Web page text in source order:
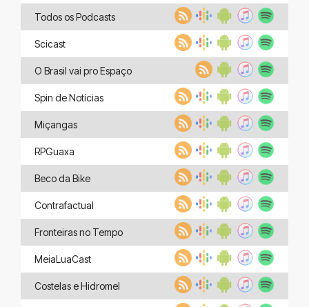
Todos os Podcasts
Scicast
O Brasil vai pro Espaço
Spin de Notícias
Miçangas
RPGuaxa
Beco da Bike
Contrafactual
Fronteiras no Tempo
MeiaLuaCast
Costelas e Hidromel